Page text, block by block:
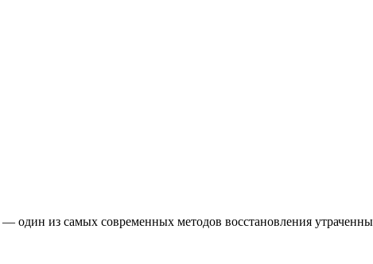
— один из самых современных методов восстановления